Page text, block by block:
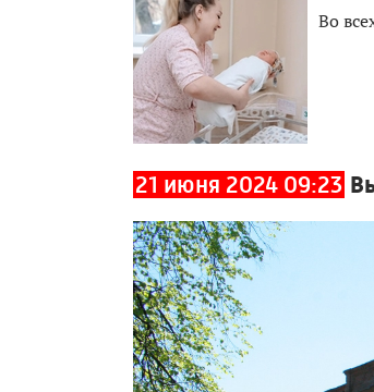
Во
21 июня 2024 09:23